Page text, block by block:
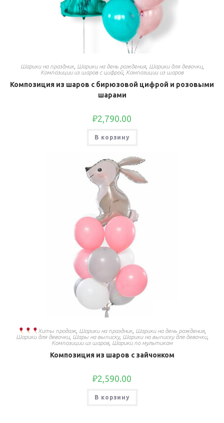
Шарики на праздник, Шарики на день рождения, Шарики для девочки,
Композиции из шаров с цифрой, Композиции из шаров
Композиция из шаров с бирюзовой цифрой и розовыми
шарами
₽2,790.00
В корзину
Хиты продаж, Шарики на праздник, Шарики на день рождения,
Шарики для девочки, Шары на выписку, Шарики на выписку для девочки,
Композиции из шаров, Шарики по мультикам
Композиция из шаров с зайчонком
₽2,590.00
В корзину